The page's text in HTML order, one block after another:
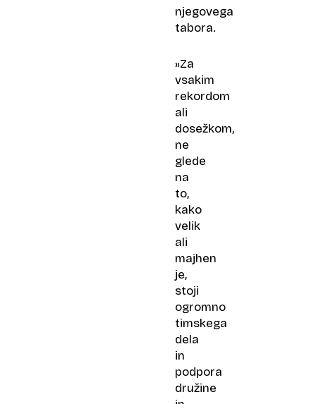
njegovega
tabora.
»Za
vsakim
rekordom
ali
dosežkom,
ne
glede
na
to,
kako
velik
ali
majhen
je,
stoji
ogromno
timskega
dela
in
podpora
družine